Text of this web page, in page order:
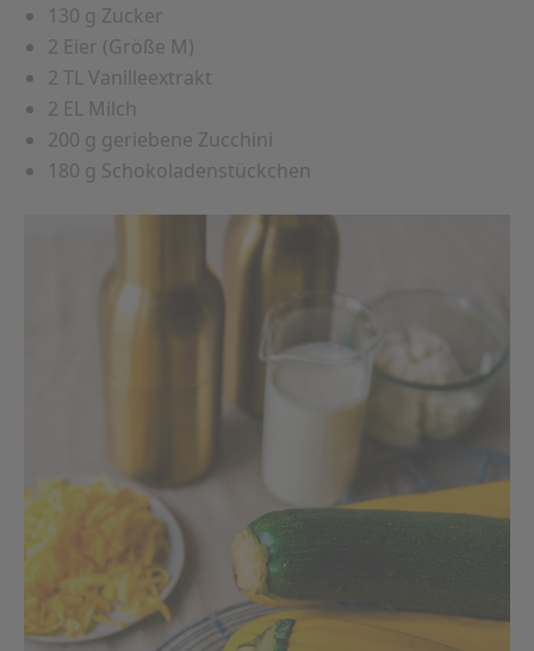
130 g Zucker
2 Eier (Größe M)
2 TL Vanilleextrakt
2 EL Milch
200 g geriebene Zucchini
180 g Schokoladenstückchen